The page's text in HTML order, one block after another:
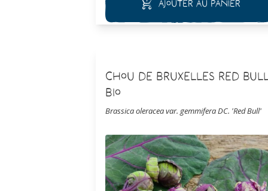
Ajouter au panier
Chou de Bruxelles Red
Bio
Brassica oleracea var. gemmifera DC. 'Red Bull'